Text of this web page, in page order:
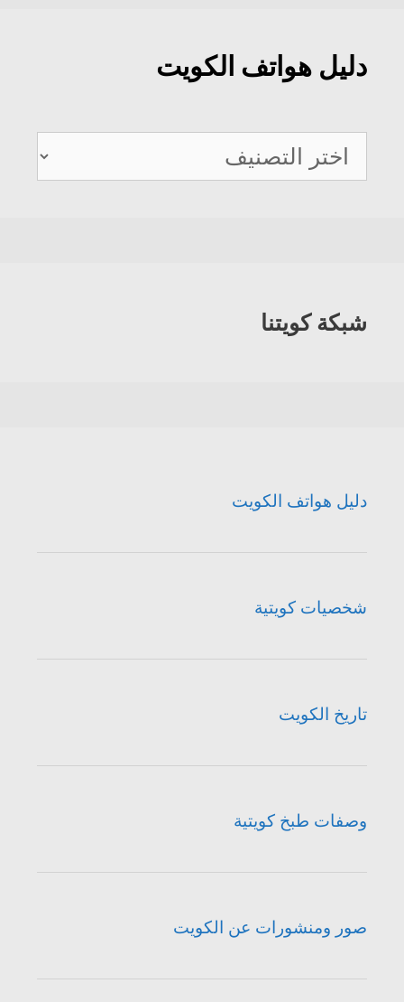
دليل هواتف الكويت
دليل
هواتف
شبكة كويتنا
دليل هواتف الكويت
شخصيات كويتية
تاريخ الكويت
وصفات طبخ كويتية
صور ومنشورات عن الكويت